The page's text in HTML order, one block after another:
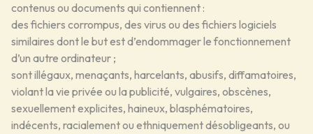
contenus ou documents qui contiennent :
des fichiers corrompus, des virus ou des fichiers logiciels
similaires dont le but est d’endommager le fonctionnement
d’un autre ordinateur ;
sont illégaux, menaçants, harcelants, abusifs, diffamatoires,
violant la vie privée ou la publicité, vulgaires, obscènes,
sexuellement explicites, haineux, blasphématoires,
indécents, racialement ou ethniquement désobligeants, ou